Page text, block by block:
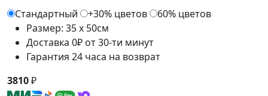
Стандартный
+30% цветов
60% цветов
Размер: 35 x 50см
Доставка 0₽ от 30-ти минут
Гарантия 24 часа на возврат
3810₽